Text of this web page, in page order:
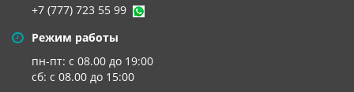
+7 (777) 723 55 99
Режим работы
пн-пт: с 08.00 до 19:00
сб: с 08.00 до 15:00